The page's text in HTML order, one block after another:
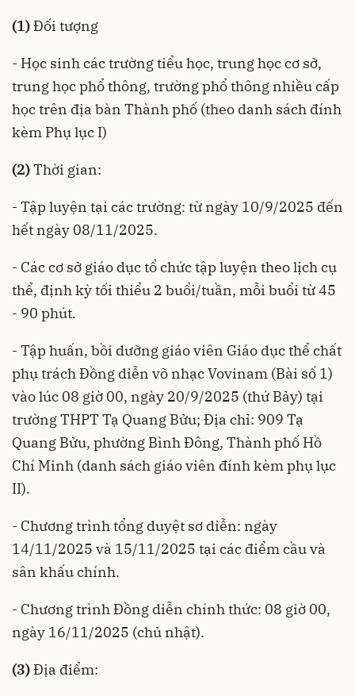
(1)Đối tượng
- Học sinh các trường tiểu học, trung học cơ sở,
trung học phổ thông, trường phổ thông nhiều cấp
học trên địa bàn Thành phố (theo danh sách đính
kèm Phụ lục I)
(2)Thời gian:
- Tập luyện tại các trường: từ ngày 10/9/2025 đến
hết ngày 08/11/2025.
- Các cơ sở giáo dục tổ chức tập luyện theo lịch cụ
thể, định kỳ tối thiểu 2 buổi/tuần, mỗi buổi từ 45
- 90 phút.
- Tập huấn, bồi dưỡng giáo viên Giáo dục thể chất
phụ trách Đồng diễn võ nhạc Vovinam (Bài số 1)
vào lúc 08 giờ 00, ngày 20/9/2025 (thứ Bảy) tại
trường THPT Tạ Quang Bửu; Địa chỉ: 909 Tạ
Quang Bửu, phường Bình Đông, Thành phố Hồ
Chí Minh (danh sách giáo viên đính kèm phụ lục
II).
- Chương trình tổng duyệt sơ diễn: ngày
14/11/2025 và 15/11/2025 tại các điểm cầu và
sân khấu chính.
- Chương trình Đồng diễn chính thức: 08 giờ 00,
ngày 16/11/2025 (chủ nhật).
(3)Địa điểm: